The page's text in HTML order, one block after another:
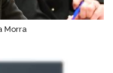
Morra